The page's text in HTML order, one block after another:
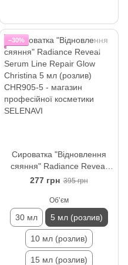
−30%
Сироватка "Відновлення
сяяння" Radiance Reveal
Serum Line Repair Glow
277 грн 395 грн
Обʼєм
30 мл 5 мл (розлив)
10 мл (розлив)
15 мл (розлив)